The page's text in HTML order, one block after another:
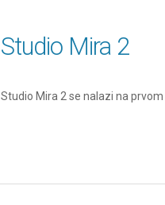
Studio Mira 2
Studio Mira 2 se nalazi na